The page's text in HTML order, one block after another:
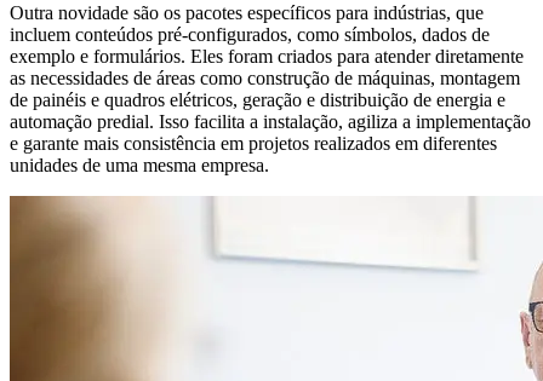
Outra novidade são os pacotes específicos para indústrias, que
incluem conteúdos pré-configurados, como símbolos, dados de
exemplo e formulários. Eles foram criados para atender diretamente
as necessidades de áreas como construção de máquinas, montagem
de painéis e quadros elétricos, geração e distribuição de energia e
automação predial. Isso facilita a instalação, agiliza a implementação
e garante mais consistência em projetos realizados em diferentes
unidades de uma mesma empresa.